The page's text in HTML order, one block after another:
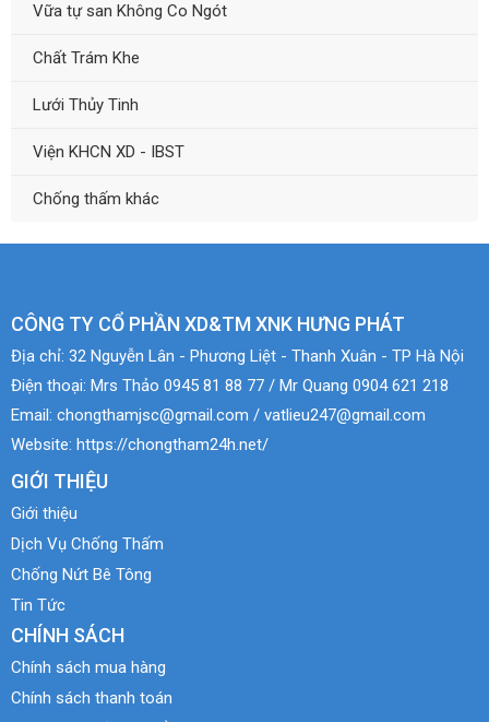
Vữa tự san Không Co Ngót
Chất Trám Khe
Lưới Thủy Tinh
Viện KHCN XD - IBST
Chống thấm khác
CÔNG TY CỔ PHẦN XD&TM XNK HƯNG PHÁT
Địa chỉ: 32 Nguyễn Lân - Phương Liệt - Thanh Xuân - TP Hà Nội
Điện thoại: Mrs Thảo 0945 81 88 77 / Mr Quang 0904 621 218
Email: chongthamjsc@gmail.com / vatlieu247@gmail.com
Website: https://chongtham24h.net/
GIỚI THIỆU
Giới thiệu
Dịch Vụ Chống Thấm
Chống Nứt Bê Tông
Tin Tức
CHÍNH SÁCH
Chính sách mua hàng
Chính sách thanh toán